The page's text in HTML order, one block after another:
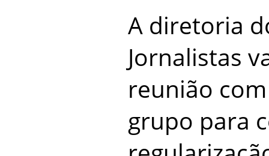
A diretoria
Jornalistas
reunião
grupo para